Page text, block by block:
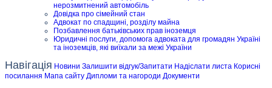
нерозмитнений автомобіль
Довідка про сімейний стан
Адвокат по спадщині, розділу майна
Позбавлення батьківських прав іноземця
Юридичні послуги, допомога адвоката для громадян Україні
та іноземців, які виїхали за межі України
Навігація Новини Залишити відгук/Запитати Надіслати листа Корисні
посилання Мапа сайту Дипломи та нагороди Документи